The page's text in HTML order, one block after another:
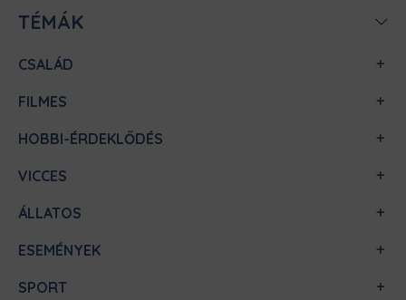
TÉMÁK
CSALÁD
FILMES
HOBBI-ÉRDEKLŐDÉS
VICCES
ÁLLATOS
ESEMÉNYEK
SPORT